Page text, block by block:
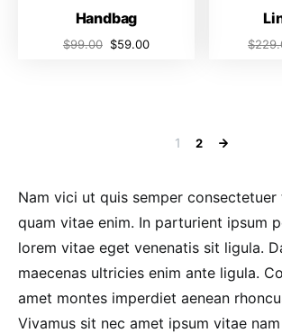
Handbag
$99.00 $59.00 $
1 2
Nam vici ut quis semper consectetuer
quam vitae enim. In parturient ipsum
lorem vitae eget venenatis sit ligula.
maecenas ultricies enim ante ligula.
amet montes imperdiet aenean
Vivamus sit nec amet ipsum vitae